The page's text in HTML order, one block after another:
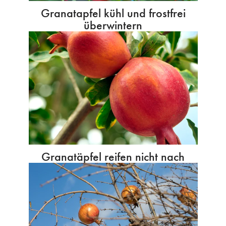
Granatapfel kühl und frostfrei
überwintern
Granatäpfel reifen nicht nach